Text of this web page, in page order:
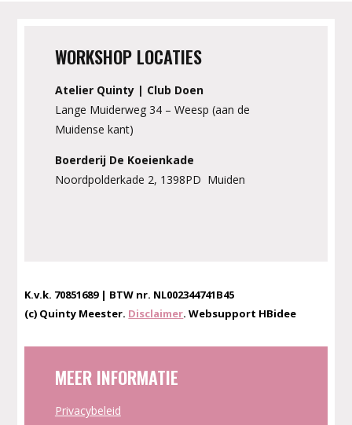
WORKSHOP LOCATIES
Atelier Quinty | Club Doen
Lange Muiderweg 34 – Weesp (aan de
Muidense kant)
Boerderij De Koeienkade
Noordpolderkade 2, 1398PD Muiden
K.v.k. 70851689 | BTW nr. NL002344741B45
(c) Quinty Meester. Disclaimer. Websupport HBidee
MEER INFORMATIE
Privacybeleid